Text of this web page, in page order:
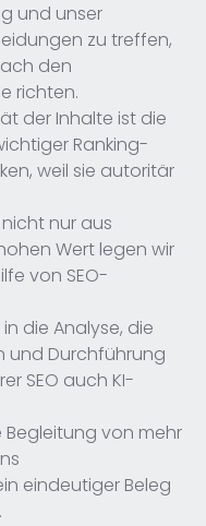
und unser
zu treffen,
den
richten.
der Inhalte ist die
Ranking-
weil sie autoritär
nur aus
Wert legen wir
von SEO-
die Analyse, die
und Durchführung
SEO auch KI-
Begleitung von mehr
eindeutiger Beleg